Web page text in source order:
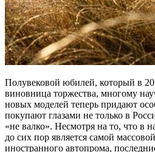
Полувековой юбилей, который в
виновница торжества, многому
новых моделей теперь придают
покупают глазами не только в
«не валко». Несмотря на то, что в
до сих пор является самой
иностранного автопрома,